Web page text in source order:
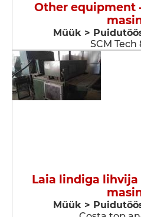
Other equipment
Müük >
SCM Tech
Laia lindiga
Müük >